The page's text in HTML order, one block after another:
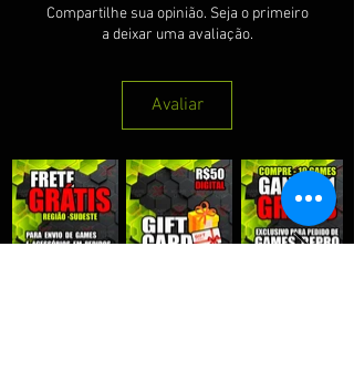
Compartilhe sua opinião. Seja o primeiro
a deixar uma avaliação.
Avaliar